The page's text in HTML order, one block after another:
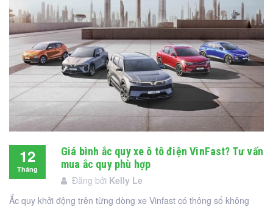
12
Tháng
Giá bình ắc quy xe ô tô điện VinFast? Tư vấn
mua ắc quy phù hợp
Đăng bởi Kelly Le
Ắc quy khởi động trên từng dòng xe Vinfast có thông số không